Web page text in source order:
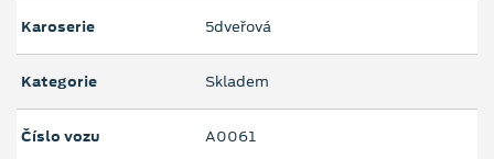
Karoserie 5dveřová
Kategorie Skladem
Číslo vozu A0061